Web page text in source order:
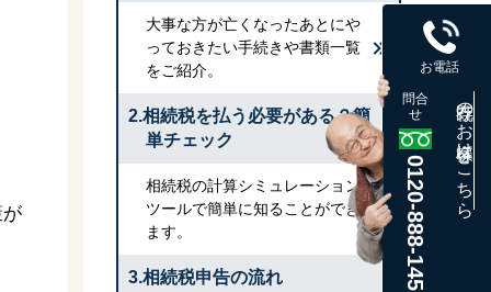
大事な方が亡くなったあとにや
っておきたい手続きや書類一覧
をご紹介。
2.相続税を払う必要がある？簡
単チェック
相続税の計算シミュレーション
ツールで簡単に知ることができ
ます。
3.相続税申告の流れ
お電話
問合
せ
0120-888-145
既存のお客様はこちら